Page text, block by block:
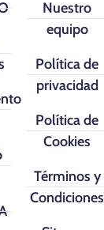
Nuestro
equipo
Política de
privacidad
Política de
Cookies
Términos y
Condiciones